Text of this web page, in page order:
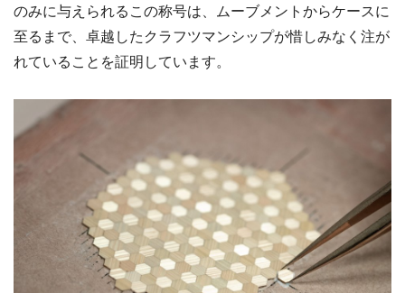
のみに与えられるこの称号は、ムーブメントからケースに
至るまで、卓越したクラフツマンシップが惜しみなく注が
れていることを証明しています。